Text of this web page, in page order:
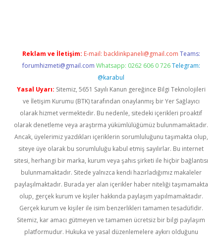
Reklam ve İletişim: E-mail: backlinkpaneli@gmail.com Teams:
forumhizmeti@gmail.com Whatsapp: 0262 606 0 726 Telegram:
@karabul
Yasal Uyarı: Sitemiz, 5651 Sayılı Kanun gereğince Bilgi Teknolojileri
ve İletişim Kurumu (BTK) tarafından onaylanmış bir Yer Sağlayıcı
olarak hizmet vermektedir. Bu nedenle, sitedeki içerikleri proaktif
olarak denetleme veya araştırma yükümlülüğümüz bulunmamaktadır.
Ancak, üyelerimiz yazdıkları içeriklerin sorumluluğunu taşımakta olup,
siteye üye olarak bu sorumluluğu kabul etmiş sayılırlar. Bu internet
sitesi, herhangi bir marka, kurum veya şahıs şirketi ile hiçbir bağlantısı
bulunmamaktadır. Sitede yalnızca kendi hazırladığımız makaleler
paylaşılmaktadır. Burada yer alan içerikler haber niteliği taşımamakta
olup, gerçek kurum ve kişiler hakkında paylaşım yapılmamaktadır.
Gerçek kurum ve kişiler ile isim benzerlikleri tamamen tesadüfidir.
Sitemiz, kar amacı gütmeyen ve tamamen ücretsiz bir bilgi paylaşım
platformudur. Hukuka ve yasal düzenlemelere aykırı olduğunu